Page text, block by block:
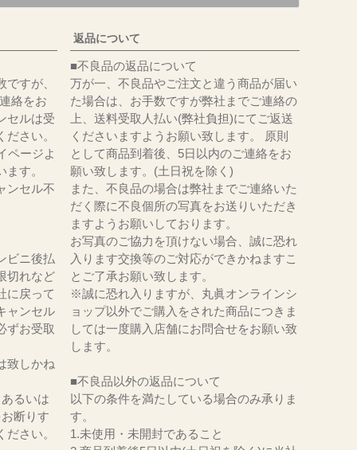
すが、
絡をお
セルは受
さい。
ページよ
す。
ンセル不
ビニ後払
切れなど
に戻って
ャンセル
ずお受取
致しかね
るいは
断りす
さい。
返品について
■不良品の返品について
万が一、不良品やご注文と違う商品が届い
た場合は、お手数ですが弊社までご連絡の
上、送料受取人払い(弊社負担)にてご返送
くださいますようお願い致します。 原則
として商品到着後、5日以内のご連絡をお
願い致します。(土日祝を除く)
また、不良品の場合は弊社までご連絡いた
だく際に不良個所の写真をお送りいただき
ますようお願いしております。
お写真のご協力を頂けない場合、誠に恐れ
入ります交換等のご対応ができかねますこ
とご了承お願い致します。
※誠に恐れ入りますが、丸眞オンラインシ
ョップ以外でご購入をされた商品につきま
しては一度購入店舗にお問合せをお願い致
します。
■不良品以外の返品について
以下の条件を満たしている場合のみ承りま
す。
1.未使用・未開封であること